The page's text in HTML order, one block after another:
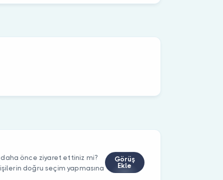
daha önce ziyaret ettiniz mi?
doğru seçim yapmasına
Görüş
Ekle